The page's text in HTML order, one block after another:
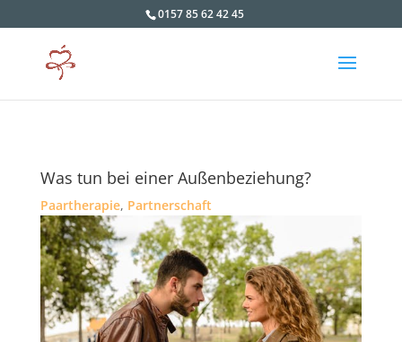
0157 85 62 42 45
Was tun bei einer Außenbeziehung?
Paartherapie, Partnerschaft